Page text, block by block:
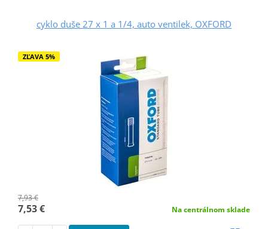
cyklo duše 27 x 1 a 1/4, auto ventilek, OXFORD
ZĽAVA 5%
7,93 €
7,53 € Na centrálnom sklade